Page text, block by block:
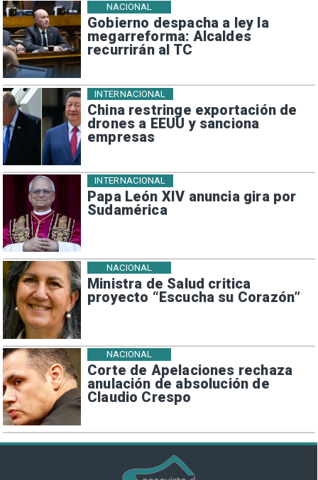
Gobierno despacha a ley la
megarreforma: Alcaldes
recurrirán al TC
NACIONAL
China restringe exportación de
drones a EEUU y sanciona
empresas
INTERNACIONAL
Papa León XIV anuncia gira por
Sudamérica
INTERNACIONAL
Ministra de Salud critica
proyecto “Escucha su Corazón”
NACIONAL
Corte de Apelaciones rechaza
anulación de absolución de
Claudio Crespo
NACIONAL